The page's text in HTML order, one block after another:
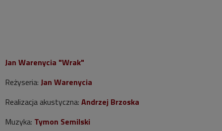
Jan Warenycia "Wrak"
Reżyseria: Jan Warenycia
Realizacja akustyczna: Andrzej Brzoska
Muzyka: Tymon Semilski